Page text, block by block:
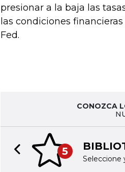
presionar a la baja las
las condiciones
Fed.
CONOZCA
5
Seleccione
Previous slide